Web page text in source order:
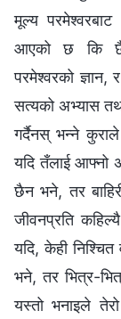
मूल्य
आएको छ कि छैन
परमेश्‍वरको ज्ञान,
सत्यको अभ्यास
गर्दैनस् भन्‍ने
यदि तँलाई आफ्नो
छैन भने, तर
जीवनप्रति
यदि, केही
भने, तर भित्र-
यस्तो भनाइले